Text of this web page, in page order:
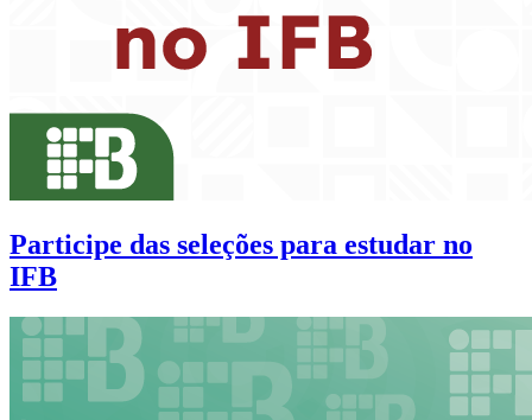
Participe das seleções para estudar no
IFB